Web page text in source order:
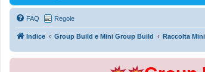
FAQ Regole
Indice Group Build e Mini Group Build Raccolta